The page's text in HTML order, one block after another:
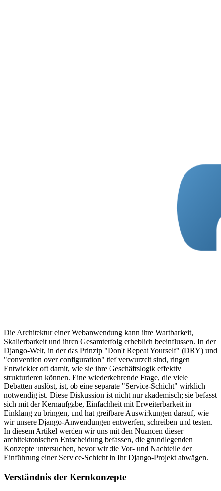
Die Architektur einer Webanwendung kann ihre Wartbarkeit,
Skalierbarkeit und ihren Gesamterfolg erheblich beeinflussen. In der
Django-Welt, in der das Prinzip "Don't Repeat Yourself" (DRY) und
"convention over configuration" tief verwurzelt sind, ringen
Entwickler oft damit, wie sie ihre Geschäftslogik effektiv
strukturieren können. Eine wiederkehrende Frage, die viele
Debatten auslöst, ist, ob eine separate "Service-Schicht" wirklich
notwendig ist. Diese Diskussion ist nicht nur akademisch; sie befasst
sich mit der Kernaufgabe, Einfachheit mit Erweiterbarkeit in
Einklang zu bringen, und hat greifbare Auswirkungen darauf, wie
wir unsere Django-Anwendungen entwerfen, schreiben und testen.
In diesem Artikel werden wir uns mit den Nuancen dieser
architektonischen Entscheidung befassen, die grundlegenden
Konzepte untersuchen, bevor wir die Vor- und Nachteile der
Einführung einer Service-Schicht in Ihr Django-Projekt abwägen.
Verständnis der Kernkonzepte